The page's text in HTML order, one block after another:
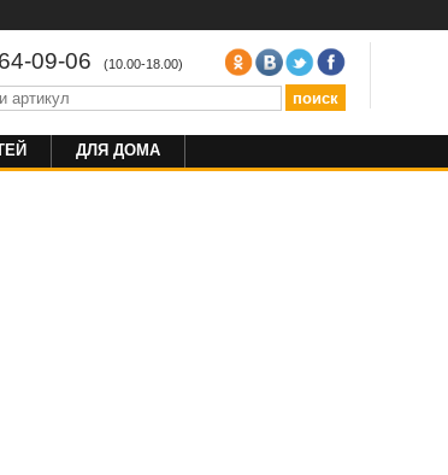
09-06 (10.00-18.00)
ДЛЯ ДОМА